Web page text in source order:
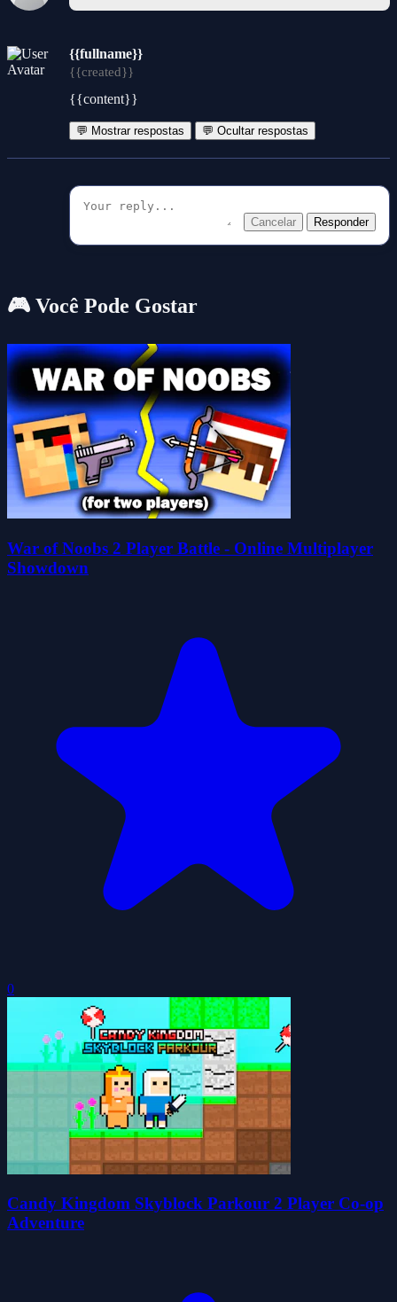
{{fullname}}
{{created}}
{{content}}
💬 Mostrar respostas 💬 Ocultar respostas
Cancelar Responder
🎮 Você Pode Gostar
War of Noobs 2 Player Battle - Online Multiplayer
Showdown
0
Candy Kingdom Skyblock Parkour 2 Player Co-op
Adventure